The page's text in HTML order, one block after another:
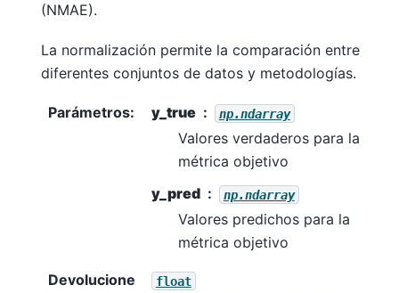
(NMAE).
La normalización permite la comparación entre
diferentes conjuntos de datos y metodologías.
Parámetros: y_true np.ndarray
Valores verdaderos para la
métrica objetivo
y_pred
np.ndarray
Valores predichos para la
métrica objetivo
Devolucione
float